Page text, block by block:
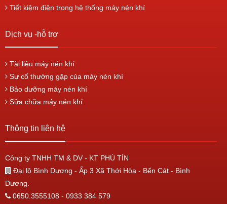
Tiết kiệm điện trong hệ thống máy nén khí
Dịch vụ -hỗ trợ
Tài liệu máy nén khí
Sự cố thường gặp của máy nén khí
Bảo dưỡng máy nén khí
Sửa chữa máy nén khí
Thông tin liên hệ
Công ty TNHH TM & DV - KT PHÚ TÍN
Đại lộ Bình Dương - Ấp 3 Xã Thới Hòa - Bến Cát - Bình
Dương.
0650.3555108 - 0933 384 579